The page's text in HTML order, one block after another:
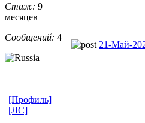
Стаж: 9
месяцев
Сообщений: 4
21-Май-
[Профиль]
[ЛС]